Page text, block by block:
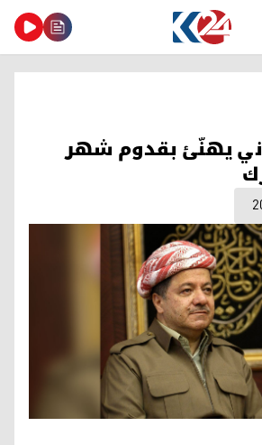
يهنّئ بقدوم شهر